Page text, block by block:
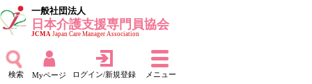
一般社団法人
日本介護支援専門員協会
JCMAJapan Care Manager Association
検索 Myページ ログイン/新規登録 メニュー